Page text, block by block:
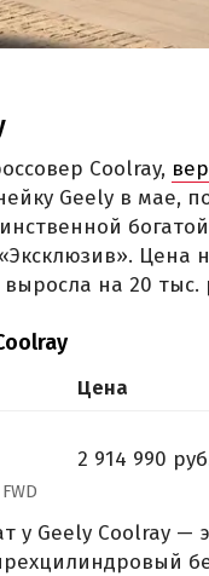
Coolray,
Geely в мае,
богатой
Цена
выросла на 20 тыс.
Цена
2 914 990
у Geely Coolray —